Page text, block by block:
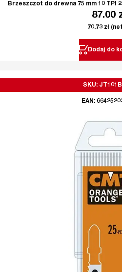
Brzeszczot do drewna 75 mm 10 TPI
87.00
70.73 zł
Dodaj do
SKU:
EAN: